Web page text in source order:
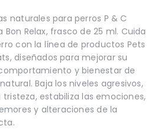
Y LIMPIEZA
Y
DE PESO
BUCAL
DIGESTIVA
INTERNA
naturales para perros P & C
Bon Relax, frasco de 25 ml. Cuida
con la línea de productos Pets
diseñados para mejorar su
y bienestar de
Baja los niveles agresivos,
tristeza, estabiliza las emociones,
y alteraciones de la